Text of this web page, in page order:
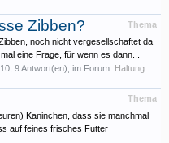
Thema
Zibben?
noch nicht vergesellschaftet da
eine Frage, für wenn es dann...
, 9 Antwort(en), im Forum: Haltung
Thema
Kaninchen, dass sie manchmal
auf feines frisches Futter